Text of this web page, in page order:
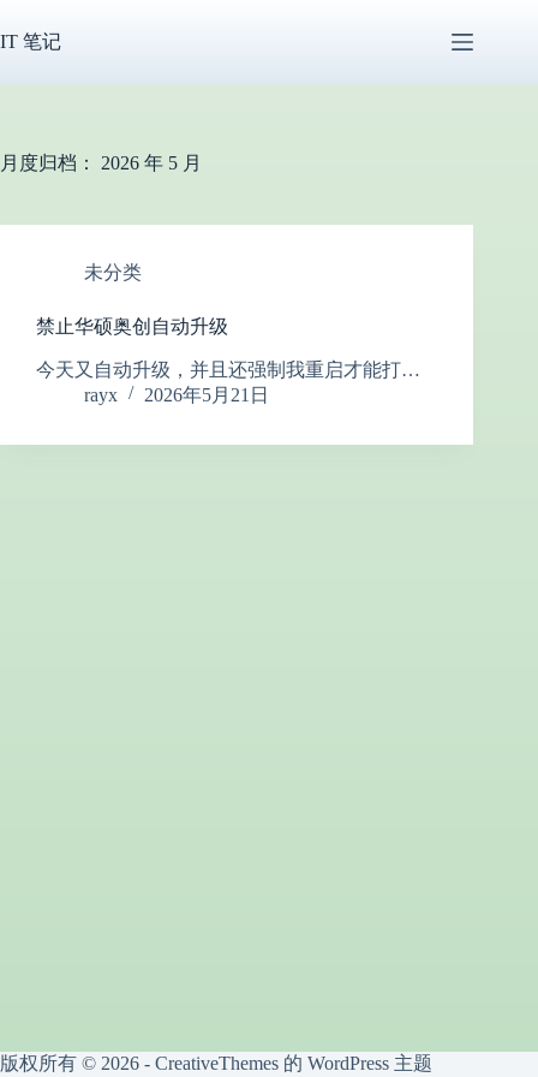
过
容
IT 笔记
月度归档： 2026 年 5 月
未分类
禁止华硕奥创自动升级
今天又自动升级，并且还强制我重启才能打…
rayx
2026年5月21日
版权所有 © 2026 - CreativeThemes 的 WordPress 主题